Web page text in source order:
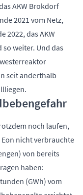
AKW Brokdorf
2021 vom Netz,
2022, das AKW
so weiter. Und das
seit anderthalb
noch laufen,
Eon nicht verbrauchte
von bereits
haben:
(GWh) vom